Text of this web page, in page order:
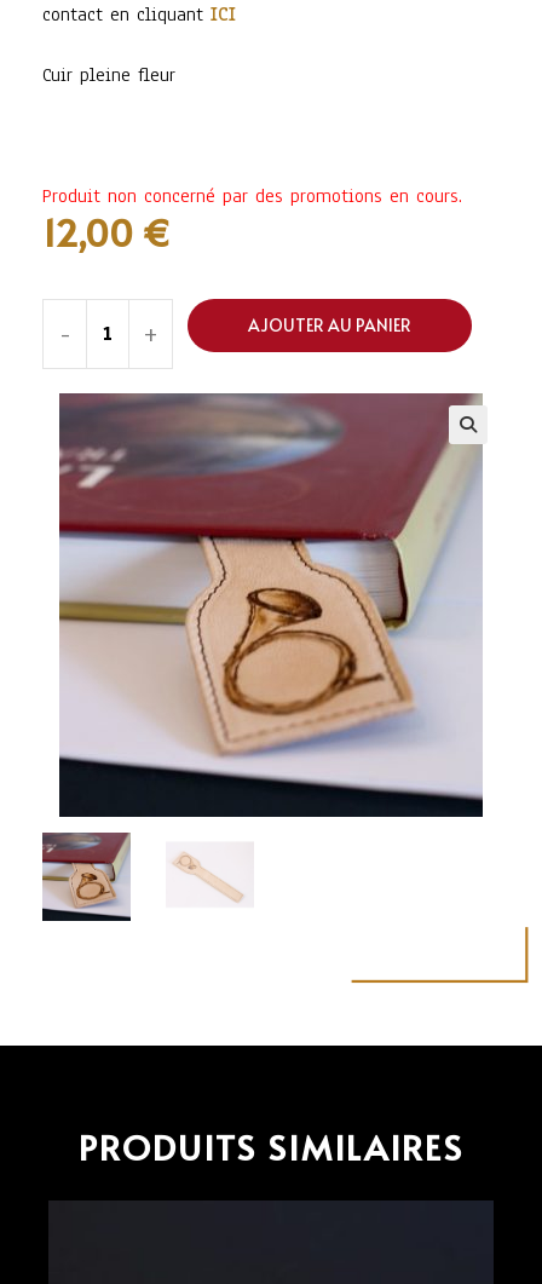
contact en cliquant ICI
Cuir pleine fleur
Produit non concerné par des promotions en cours.
12,00 €
- + AJOUTER AU PANIER
PRODUITS SIMILAIRES